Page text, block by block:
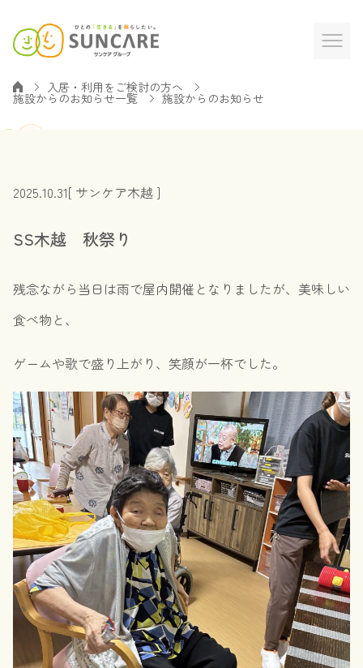
入居・利用をご検討の方へ
施設からのお知らせ一覧 施設からのお知らせ
2025.10.31[ サンケア木越 ]
SS木越 秋祭り
残念ながら当日は雨で屋内開催となりましたが、美味しい
食べ物と、
ゲームや歌で盛り上がり、笑顔が一杯でした。